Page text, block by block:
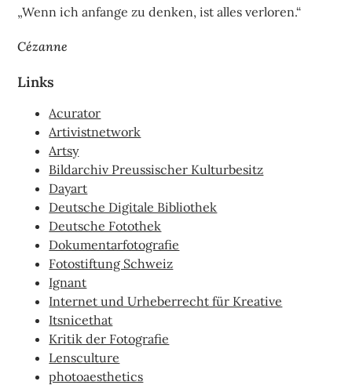
„Wenn ich anfange zu denken, ist alles verloren.“
Cézanne
Links
Acurator
Artivistnetwork
Artsy
Bildarchiv Preussischer Kulturbesitz
Dayart
Deutsche Digitale Bibliothek
Deutsche Fotothek
Dokumentarfotografie
Fotostiftung Schweiz
Ignant
Internet und Urheberrecht für Kreative
Itsnicethat
Kritik der Fotografie
Lensculture
photoaesthetics